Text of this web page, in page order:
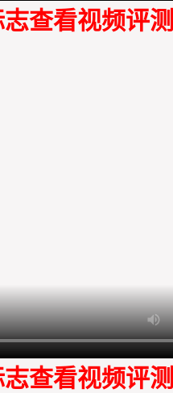
查看视频评测
查看视频评测